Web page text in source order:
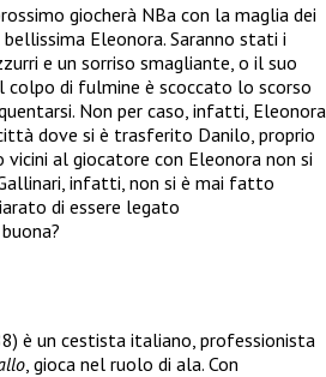
giocherà NBa con la maglia dei
Eleonora. Saranno stati i
e un sorriso smagliante, o il suo
di fulmine è scoccato lo scorso
Non per caso, infatti, Eleonora
dove si è trasferito Danilo, proprio
al giocatore con Eleonora non si
infatti, non si è mai fatto
di essere legato
è un cestista italiano, professionista
, gioca nel ruolo di ala. Con